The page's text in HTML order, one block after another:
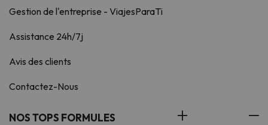
Gestion de l'entreprise - ViajesParaTi
Assistance 24h/7j
Avis des clients
Contactez-Nous
NOS TOPS FORMULES